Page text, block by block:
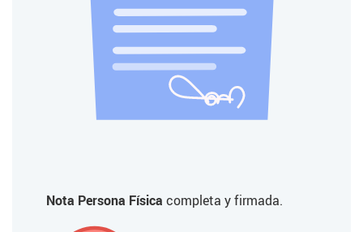
Nota Persona Física completa y firmada.